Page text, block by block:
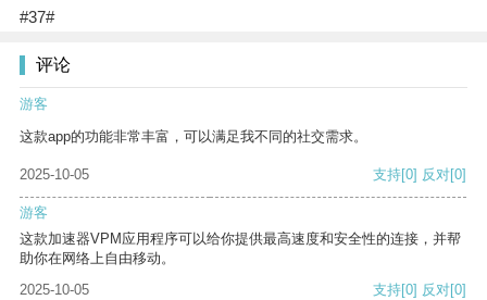
#37#
评论
游客
这款app的功能非常丰富，可以满足我不同的社交需求。
2025-10-05 支持[0] 反对[0]
游客
这款加速器VPM应用程序可以给你提供最高速度和安全性的连接，并帮
助你在网络上自由移动。
2025-10-05
支持[0] 反对[0]